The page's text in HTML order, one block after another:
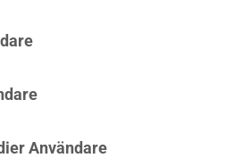
Användare